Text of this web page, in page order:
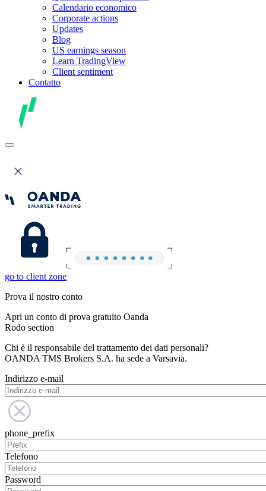
Calendario economico
Corporate actions
Updates
Blog
US earnings season
Learn TradingView
Client sentiment
Contatto
go to client zone
Prova il nostro conto
Apri un conto di prova gratuito Oanda
Rodo section
Chi è il responsabile del trattamento dei dati personali?
OANDA TMS Brokers S.A. ha sede a Varsavia.
Indirizzo e-mail
phone_prefix
Telefono
Password